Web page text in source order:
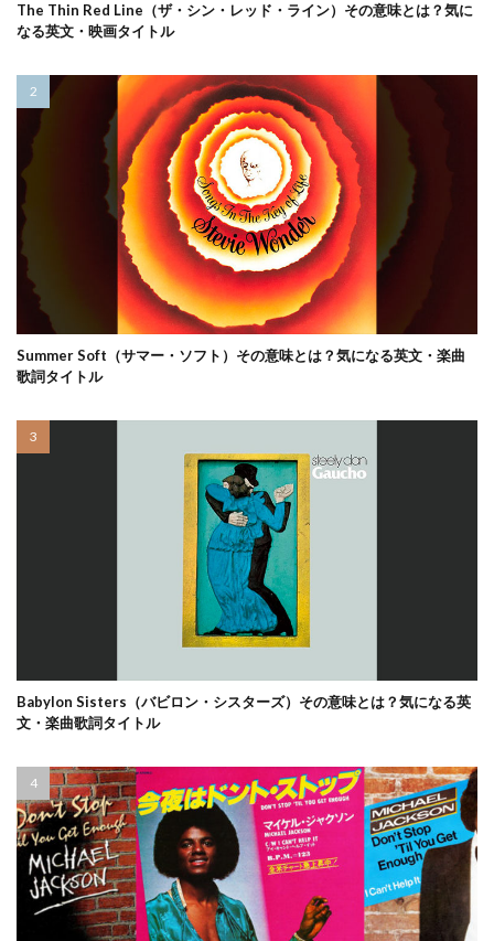
The Thin Red Line（ザ・シン・レッド・ライン）その意味とは？気に
なる英文・映画タイトル
Summer Soft（サマー・ソフト）その意味とは？気になる英文・楽曲
歌詞タイトル
Babylon Sisters（バビロン・シスターズ）その意味とは？気になる英
文・楽曲歌詞タイトル